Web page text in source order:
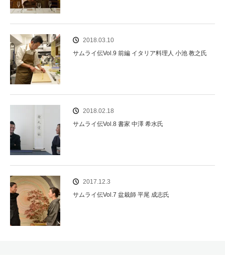
2018.03.10
サムライ伝Vol.9 前編 イタリア料理人 小池 教之氏
2018.02.18
サムライ伝Vol.8 書家 中澤 希水氏
2017.12.3
サムライ伝Vol.7 盆栽師 平尾 成志氏